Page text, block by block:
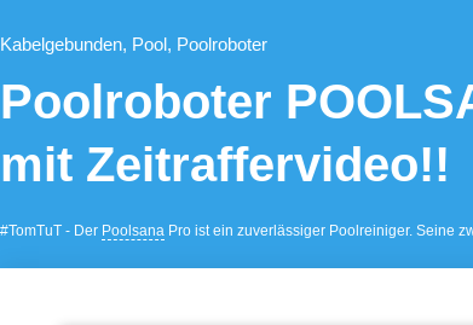
Kabelgebunden, Pool, Poolroboter
Poolroboter
mit Zeitraffervideo!!
#TomTuT - Der Poolsana Pro ist ein zuverlässiger Poolreiniger. Seine